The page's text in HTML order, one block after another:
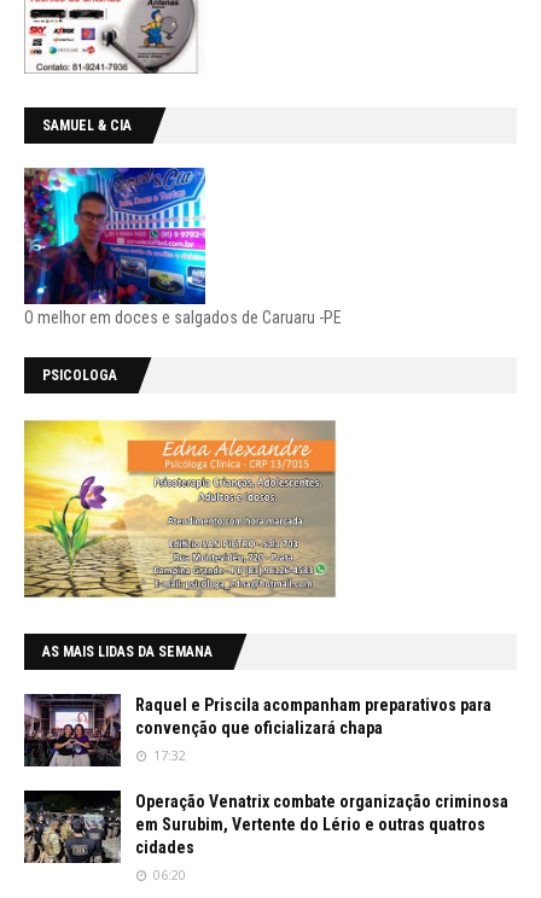
SAMUEL & CIA
O melhor em doces e salgados de Caruaru -PE
PSICOLOGA
AS MAIS LIDAS DA SEMANA
Raquel e Priscila acompanham preparativos para
convenção que oficializará chapa
17:32
Operação Venatrix combate organização criminosa
em Surubim, Vertente do Lério e outras quatros
cidades
06:20